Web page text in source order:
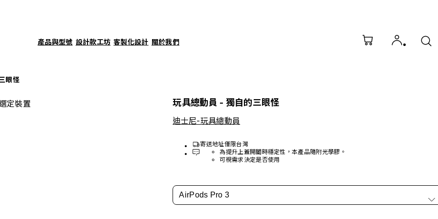
產品與型號 設計款工坊 客製化設計 關於我們
眼怪
定裝置 玩具總動員 - 獨自的三眼怪
迪士尼-玩具總動員
寄送地址僅限台灣
為提升上蓋開闔時穩定性，本產品隨附光學膠。
可視需求決定是否使用
AirPods Pro 3